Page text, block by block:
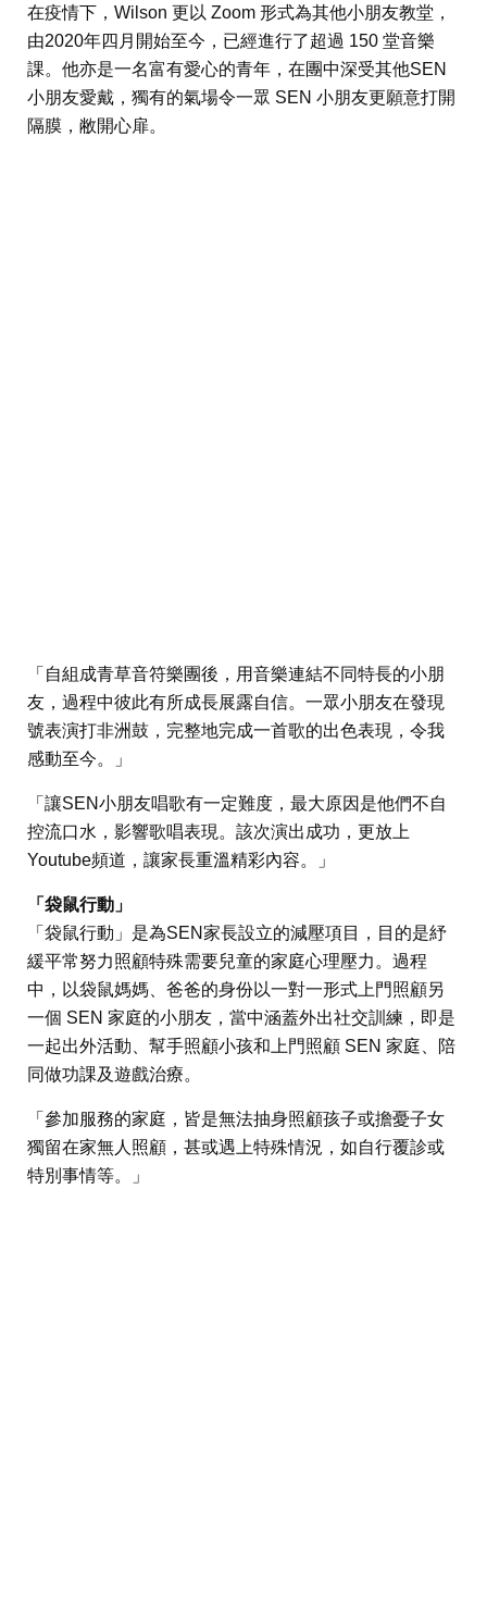
在疫情下，Wilson 更以 Zoom 形式為其他小朋友教堂，
由2020年四月開始至今，已經進行了超過 150 堂音樂
課。他亦是一名富有愛心的青年，在團中深受其他SEN
小朋友愛戴，獨有的氣場令一眾 SEN 小朋友更願意打開
隔膜，敝開心扉。
「自組成青草音符樂團後，用音樂連結不同特長的小朋
友，過程中彼此有所成長展露自信。一眾小朋友在發現
號表演打非洲鼓，完整地完成一首歌的出色表現，令我
感動至今。」
「讓SEN小朋友唱歌有一定難度，最大原因是他們不自
控流口水，影響歌唱表現。該次演出成功，更放上
Youtube頻道，讓家長重溫精彩內容。」
「袋鼠行動」
「袋鼠行動」是為SEN家長設立的減壓項目，目的是紓
緩平常努力照顧特殊需要兒童的家庭心理壓力。過程
中，以袋鼠媽媽、爸爸的身份以一對一形式上門照顧另
一個 SEN 家庭的小朋友，當中涵蓋外出社交訓練，即是
一起出外活動、幫手照顧小孩和上門照顧 SEN 家庭、陪
同做功課及遊戲治療。
「參加服務的家庭，皆是無法抽身照顧孩子或擔憂子女
獨留在家無人照顧，甚或遇上特殊情況，如自行覆診或
特別事情等。」